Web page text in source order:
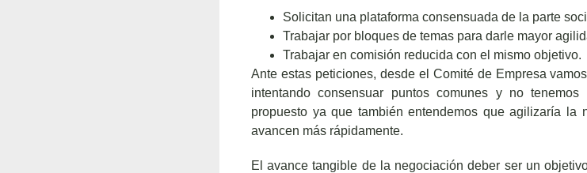
Solicitan una plataforma consensuada de la parte
Trabajar por bloques de temas para darle mayor
Trabajar en comisión reducida con el mismo objetivo.
Ante estas peticiones, desde el Comité de Empresa
intentando consensuar puntos comunes y no
propuesto ya que también entendemos que agilizaría la
avancen más rápidamente.
El avance tangible de la negociación deber ser un